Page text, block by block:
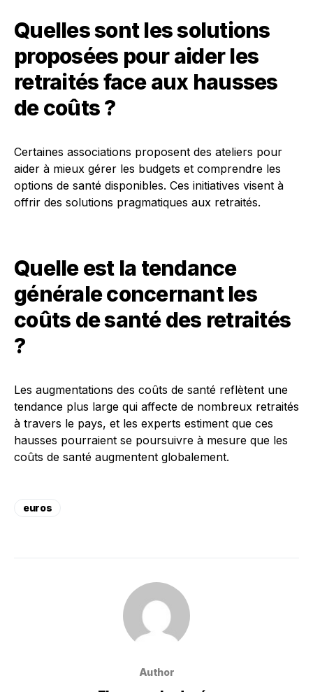
Quelles sont les solutions
proposées pour aider les
retraités face aux hausses
de coûts ?
Certaines associations proposent des ateliers pour
aider à mieux gérer les budgets et comprendre les
options de santé disponibles. Ces initiatives visent à
offrir des solutions pragmatiques aux retraités.
Quelle est la tendance
générale concernant les
coûts de santé des retraités
?
Les augmentations des coûts de santé reflètent une
tendance plus large qui affecte de nombreux retraités
à travers le pays, et les experts estiment que ces
hausses pourraient se poursuivre à mesure que les
coûts de santé augmentent globalement.
euros
Author